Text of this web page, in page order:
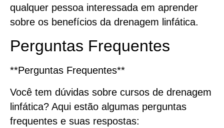
qualquer pessoa interessada em aprender
sobre os benefícios da drenagem linfática.
Perguntas Frequentes
**Perguntas Frequentes**
Você tem dúvidas sobre cursos de drenagem
linfática? Aqui estão algumas perguntas
frequentes e suas respostas: